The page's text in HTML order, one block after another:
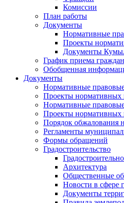
Комиссии
План работы
Документы
Нормативные
Проекты
Документы
График приема
Обобщенная
Документы
Нормативные
Проекты нормативных
Нормативные
Проекты
Порядок обжалования
Регламенты
Формы обращений
Градостроительство
Архитектура
Общественные
Новости в сфере
Документы